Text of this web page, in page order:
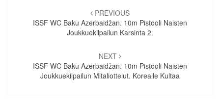
selaus
PREVIOUS
ISSF WC Baku Azerbaidžan. 10m Pistooli Naisten
Joukkuekilpailun Karsinta 2.
NEXT
ISSF WC Baku Azerbaidžan. 10m Pistooli Naisten
Joukkuekilpailun Mitaliottelut. Korealle Kultaa